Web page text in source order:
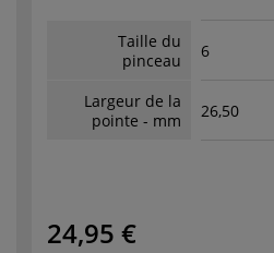
Taille du
pinceau
6
Largeur de la
pointe - mm
26,50
24,95 €